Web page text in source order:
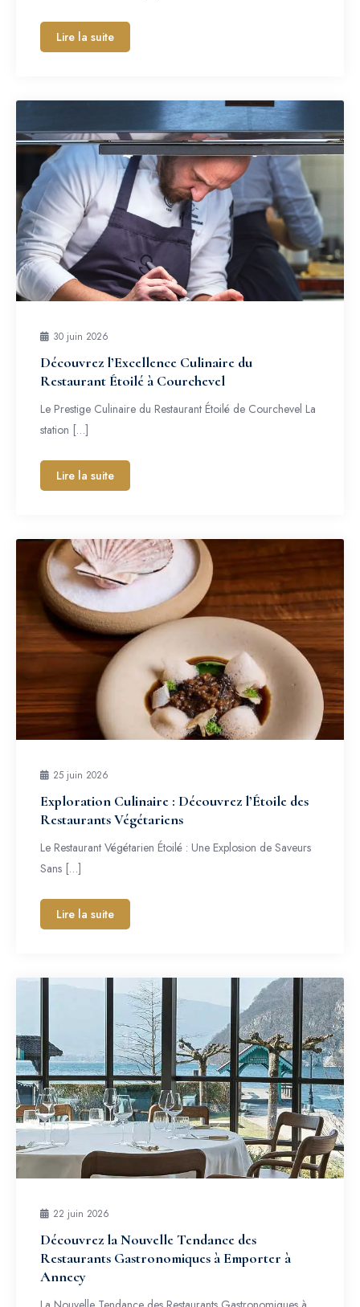
Lire la suite
30 juin 2026
Découvrez l’Excellence Culinaire du
Restaurant Étoilé à Courchevel
Le Prestige Culinaire du Restaurant Étoilé de Courchevel La
station […]
Lire la suite
25 juin 2026
Exploration Culinaire : Découvrez l’Étoile des
Restaurants Végétariens
Le Restaurant Végétarien Étoilé : Une Explosion de Saveurs
Sans […]
Lire la suite
22 juin 2026
Découvrez la Nouvelle Tendance des
Restaurants Gastronomiques à Emporter à
Annecy